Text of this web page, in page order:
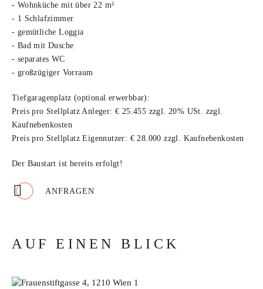
- Wohnküche mit über 22 m²
- 1 Schlafzimmer
- gemütliche Loggia
- Bad mit Dusche
- separates WC
- großzügiger Vorraum
Tiefgaragenplatz (optional erwerbbar):
Preis pro Stellplatz Anleger: € 25.455 zzgl. 20% USt. zzgl.
Kaufnebenkosten
Preis pro Stellplatz Eigennutzer: € 28.000 zzgl. Kaufnebenkosten
Der Baustart ist bereits erfolgt!
ANFRAGEN
AUF EINEN BLICK